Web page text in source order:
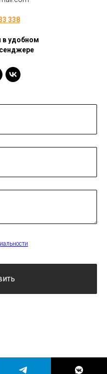
338
в удобном